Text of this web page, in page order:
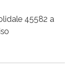
45582 a